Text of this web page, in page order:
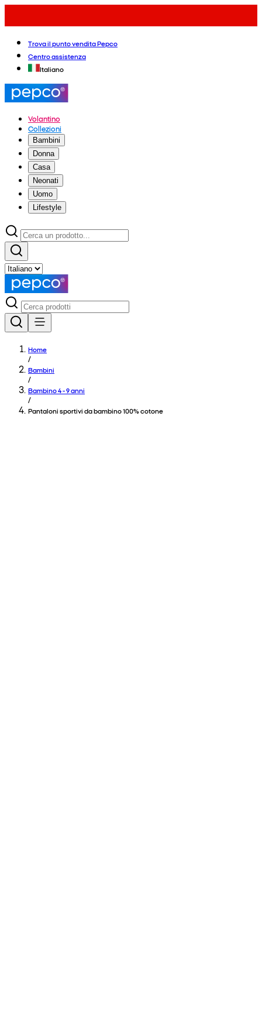
Trova il punto vendita Pepco
Centro assistenza
Italiano
Volantino
Collezioni
Bambini
Donna
Casa
Neonati
Uomo
Lifestyle
Home
/
Bambini
/
Bambino 4 - 9 anni
/
Pantaloni sportivi da bambino 100% cotone